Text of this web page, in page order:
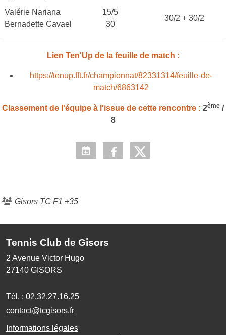
Valérie Nariana
Bernadette Cavael
15/5
30
30/2 + 30/2
Lien Ten'Up de la feuille de match :
https://tenup.fft.fr/championnat/82331314/feuille-de-
match/6863142
Classement de l'équipe à l'issue de cette rencontre : 2ème /
8
Gisors TC F1 +35
Tennis Club de Gisors
2 Avenue Victor Hugo
27140 GISORS
Tél. : 02.32.27.16.25
contact@tcgisors.fr
Informations légales